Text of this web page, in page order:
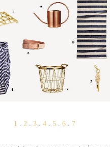
1 . 2. 3. 4. 5. 6. 7